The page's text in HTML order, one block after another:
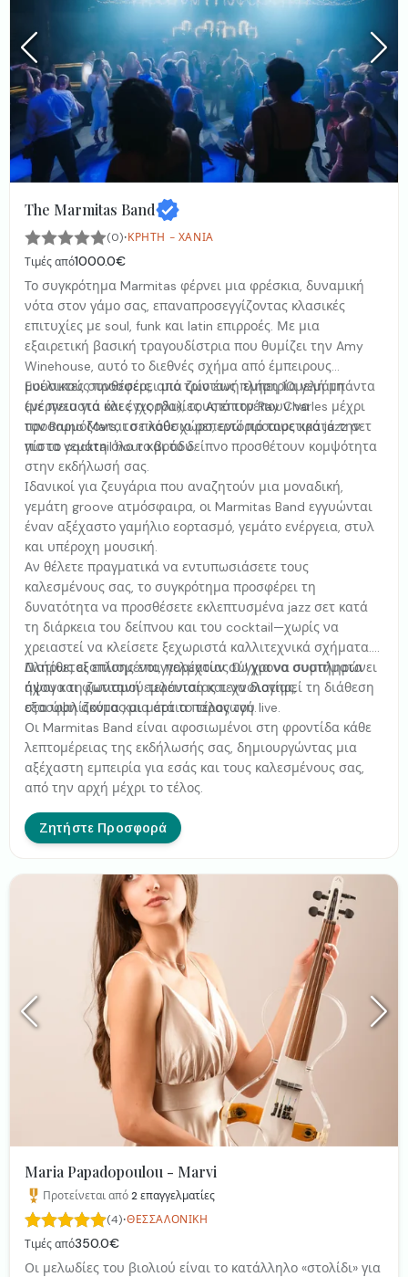
The Marmitas Band
(0)·ΚΡΉΤΗ - ΧΑΝΙΆ
Τιμές από1000.0€
Το συγκρότημα Marmitas φέρνει μια φρέσκια, δυναμική
νότα στον γάμο σας, επαναπροσεγγίζοντας κλασικές
επιτυχίες με soul, funk και latin επιρροές. Με μια
εξαιρετική βασική τραγουδίστρια που θυμίζει την Amy
Winehouse, αυτό το διεθνές σχήμα από έμπειρους
μουσικούς προσφέρει μια ζωντανή εμπειρία γεμάτη
ενέργεια για όλες τις ηλικίες. Από τον Ray Charles μέχρι
τον Bruno Mars, το πλούσιο ρεπερτόριό τους κρατά την
πίστα γεμάτη όλο το βράδυ.
Ευέλικτες συνθέσεις, από τρίο έως πλήρη 10μελή μπάντα
(με πνευστά και έγχορδα), τους επιτρέπουν να
προσαρμόζονται σε κάθε χώρο, ενώ προαιρετικά jazz σετ
για το cocktail hour και το δείπνο προσθέτουν κομψότητα
στην εκδήλωσή σας.
Ιδανικοί για ζευγάρια που αναζητούν μια μοναδική,
γεμάτη groove ατμόσφαιρα, οι Marmitas Band εγγυώνται
έναν αξέχαστο γαμήλιο εορτασμό, γεμάτο ενέργεια, στυλ
και υπέροχη μουσική.
Αν θέλετε πραγματικά να εντυπωσιάσετε τους
καλεσμένους σας, το συγκρότημα προσφέρει τη
δυνατότητα να προσθέσετε εκλεπτυσμένα jazz σετ κατά
τη διάρκεια του δείπνου και του cocktail—χωρίς να
χρειαστεί να κλείσετε ξεχωριστά καλλιτεχνικά σχήματα.
Διατίθεται επίσης επαγγελματίας DJ για να συμπληρώνει
άψογα τη ζωντανή εμφάνιση και να διατηρεί τη διάθεση
στα ύψη ακόμα και μετά το τέλος του live.
Πλήρως εξοπλισμένοι, παρέχουν σύγχρονα συστήματα
ήχου και φωτισμού τελευταίας τεχνολογίας,
εξασφαλίζοντας μια άρτια παραγωγή.
Οι Marmitas Band είναι αφοσιωμένοι στη φροντίδα κάθε
λεπτομέρειας της εκδήλωσής σας, δημιουργώντας μια
αξέχαστη εμπειρία για εσάς και τους καλεσμένους σας,
από την αρχή μέχρι το τέλος.
Ζητήστε Προσφορά
Maria Papadopoulou - Marvi
Προτείνεται από2επαγγελματίες
(4)·ΘΕΣΣΑΛΟΝΊΚΗ
Τιμές από350.0€
Οι μελωδίες του βιολιού είναι το κατάλληλο «στολίδι» για